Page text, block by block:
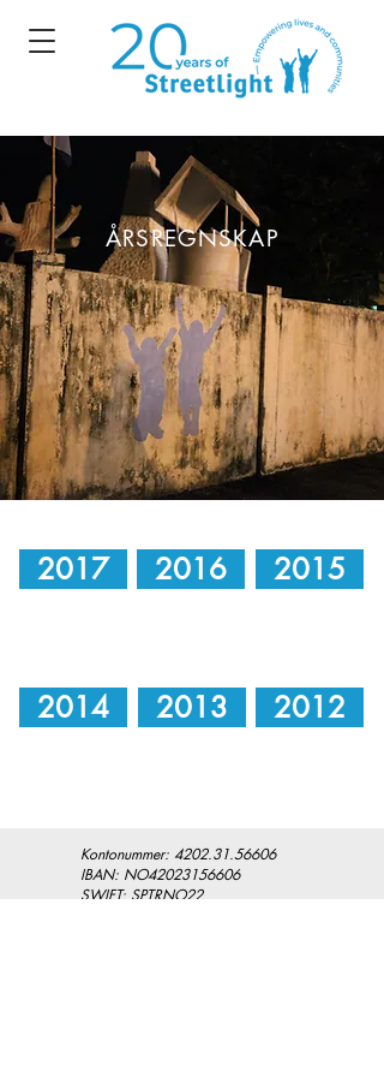
ÅRSREGNSKAP
2017 2016 2015
2014 2013 2012
Kontonummer: 4202.31.56606
IBAN: NO42023156606
SWIFT: SPTRNO22